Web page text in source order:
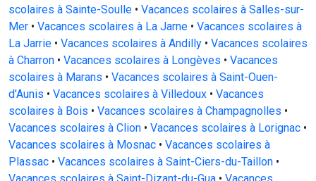
scolaires à Sainte-Soulle • Vacances scolaires à Salles-sur-
Mer • Vacances scolaires à La Jarne • Vacances scolaires à
La Jarrie • Vacances scolaires à Andilly • Vacances scolaires
à Charron • Vacances scolaires à Longèves • Vacances
scolaires à Marans • Vacances scolaires à Saint-Ouen-
d'Aunis • Vacances scolaires à Villedoux • Vacances
scolaires à Bois • Vacances scolaires à Champagnolles •
Vacances scolaires à Clion • Vacances scolaires à Lorignac •
Vacances scolaires à Mosnac • Vacances scolaires à
Plassac • Vacances scolaires à Saint-Ciers-du-Taillon •